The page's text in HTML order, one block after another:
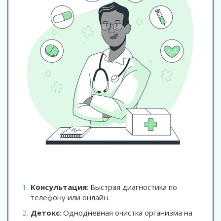
Консультация: Быстрая диагностика по
телефону или онлайн.
Детокс: Однодневная очистка организма на